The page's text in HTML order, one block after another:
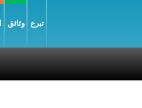
وثائق تبرع